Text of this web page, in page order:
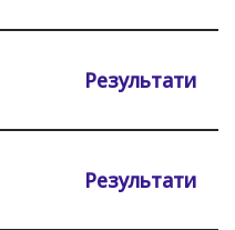
Результати
Результати